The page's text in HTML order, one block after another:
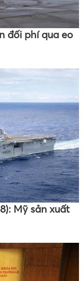
đối phí qua eo
Mỹ sản xuất